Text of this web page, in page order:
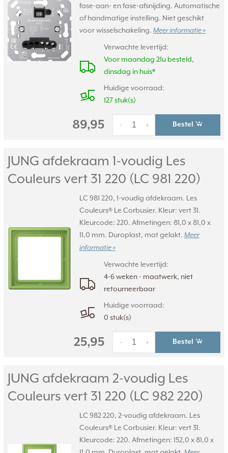
fase-aan- en fase-afsnijding. Automatische
of handmatige instelling. Niet geschikt
voor wisselschakeling. Meer informatie »
Verwachte levertijd:
Voor maandag 21u besteld,
dinsdag in huis*
Huidige voorraad:
127 stuk(s)
89,95 +
- Bestel
JUNG afdekraam 1-voudig Les
Couleurs vert 31 220 (LC 981 220)
LC 981 220, 1-voudig afdekraam. Les
Couleurs® Le Corbusier. Kleur: vert 31.
Kleurcode: 220. Afmetingen: 81,0 x 81,0 x
11,0 mm. Duroplast, mat gelakt. Meer
informatie »
Verwachte levertijd:
4-6 weken - maatwerk, niet
retourneerbaar
Huidige voorraad:
0 stuk(s)
25,95 +
- Bestel
JUNG afdekraam 2-voudig Les
Couleurs vert 31 220 (LC 982 220)
LC 982 220, 2-voudig afdekraam. Les
Couleurs® Le Corbusier. Kleur: vert 31.
Kleurcode: 220. Afmetingen: 152,0 x 81,0 x